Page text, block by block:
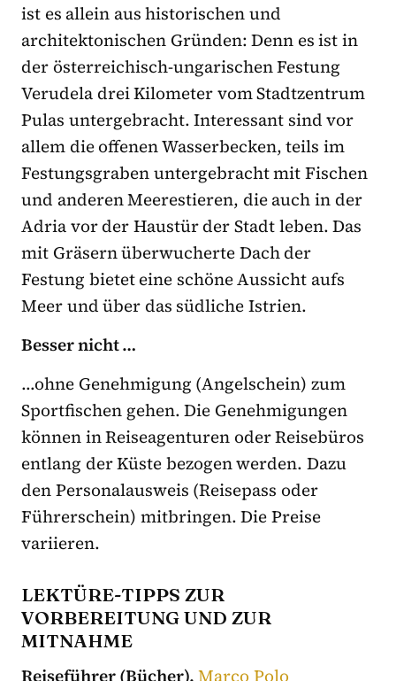
ist es allein aus historischen und
architektonischen Gründen: Denn es ist in
der österreichisch-ungarischen Festung
Verudela drei Kilometer vom Stadtzentrum
Pulas untergebracht. Interessant sind vor
allem die offenen Wasserbecken, teils im
Festungsgraben untergebracht mit Fischen
und anderen Meerestieren, die auch in der
Adria vor der Haustür der Stadt leben. Das
mit Gräsern überwucherte Dach der
Festung bietet eine schöne Aussicht aufs
Meer und über das südliche Istrien.
Besser nicht …
…ohne Genehmigung (Angelschein) zum
Sportfischen gehen. Die Genehmigungen
können in Reiseagenturen oder Reisebüros
entlang der Küste bezogen werden. Dazu
den Personalausweis (Reisepass oder
Führerschein) mitbringen. Die Preise
variieren.
LEKTÜRE-TIPPS ZUR
VORBEREITUNG UND ZUR
MITNAHME
Reiseführer (Bücher). Marco Polo